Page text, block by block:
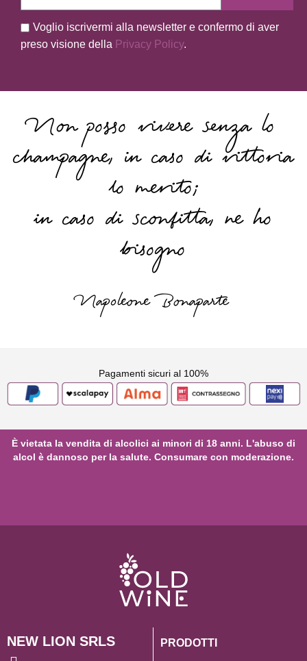
Voglio iscrivermi alla newsletter e confermo di aver
preso visione della Privacy Policy.
Non posso vivere senza lo
champagne, in caso di vittoria
lo merito;
in caso di sconfitta, ne ho
bisogno
Napoleone Bonaparte
Pagamenti sicuri al 100%
È vietata la vendita di alcolici ai minori di 18 anni. L'abuso di
alcol è dannoso per la salute. Consumare con moderazione.
NEW LION SRLS PRODOTTI